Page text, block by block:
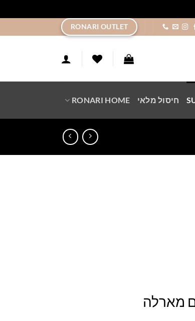
RONARI OUTLET
חיסול מלאי RONARI HOME
מארלה